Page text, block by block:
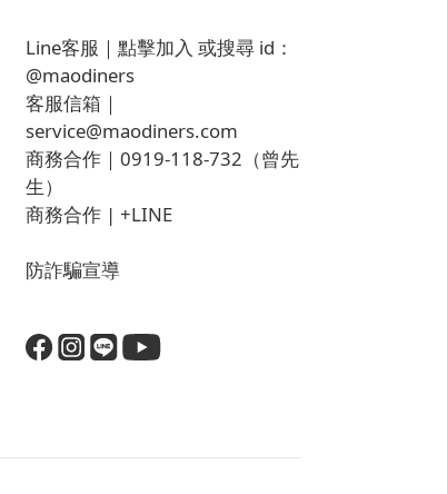
Line客服｜ 點擊加入 或搜尋 id：
@maodiners
客服信箱｜
service@maodiners.com
商務合作｜0919-118-732（曾先
生）
商務合作 | +LINE
防詐騙宣導